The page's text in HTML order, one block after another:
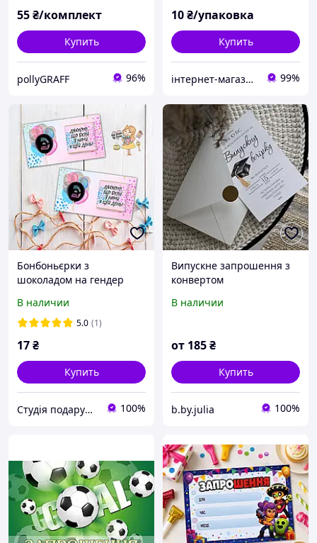
55₴/комплект
Купить
pollyGRAFF 96%
10₴/упаковка
Купить
інтернет-магазин Теремок 99%
Бонбоньєрки з
шоколадом на гендер
дівчинка
В наличии
5.0 (1)
17₴
Купить
Студія подарунків ручної роботи by Daria 100%
Випускне запрошення з
конвертом
В наличии
от 185₴
Купить
b.by.julia 100%